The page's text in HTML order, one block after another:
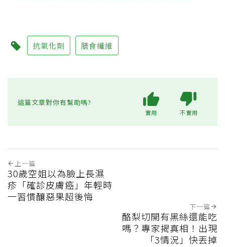
抗氧化劑 膳食纖維
這篇文章對你有幫助嗎?
實用 不實用
上一篇
30歲空姐以為臉上長濕
疹「確診皮膚癌」年輕時
一習慣釀惡果超後悔
下一篇
酪梨切開有黑絲還能吃
嗎？專家揭真相！出現
「3情況」快丟掉